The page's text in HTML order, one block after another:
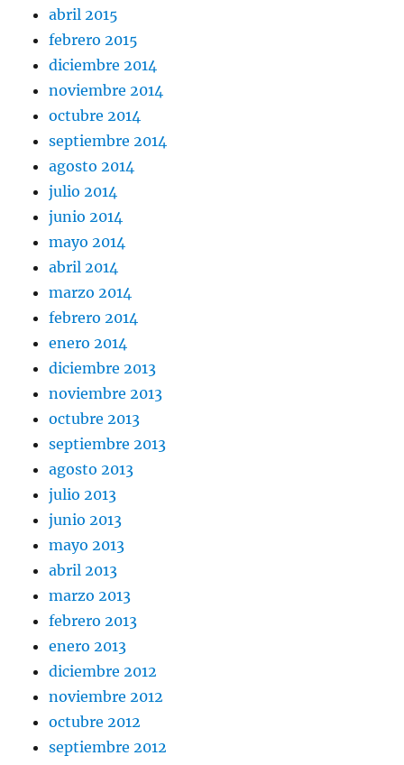
abril 2015
febrero 2015
diciembre 2014
noviembre 2014
octubre 2014
septiembre 2014
agosto 2014
julio 2014
junio 2014
mayo 2014
abril 2014
marzo 2014
febrero 2014
enero 2014
diciembre 2013
noviembre 2013
octubre 2013
septiembre 2013
agosto 2013
julio 2013
junio 2013
mayo 2013
abril 2013
marzo 2013
febrero 2013
enero 2013
diciembre 2012
noviembre 2012
octubre 2012
septiembre 2012